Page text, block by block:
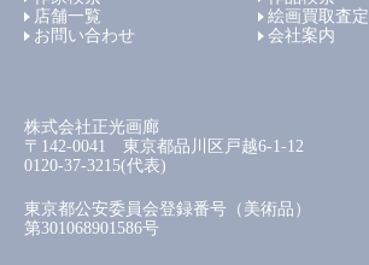
店舗一覧
絵画買取査定
お問い合わせ
会社案内
株式会社正光画廊
〒142-0041 東京都品川区戸越6-1-12
0120-37-3215(代表)
東京都公安委員会登録番号（美術品）
第301068901586号